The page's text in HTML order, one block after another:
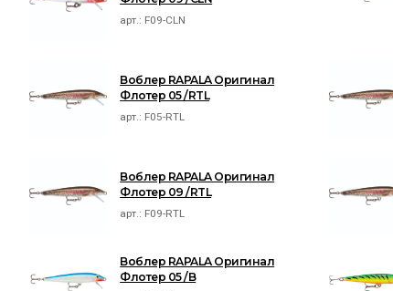
арт.: F09-CLN
Воблер RAPALA Оригинал
Флотер 05 /RTL
арт.: F05-RTL
Воблер RAPALA Оригинал
Флотер 09 /RTL
арт.: F09-RTL
Воблер RAPALA Оригинал
Флотер 05 /B